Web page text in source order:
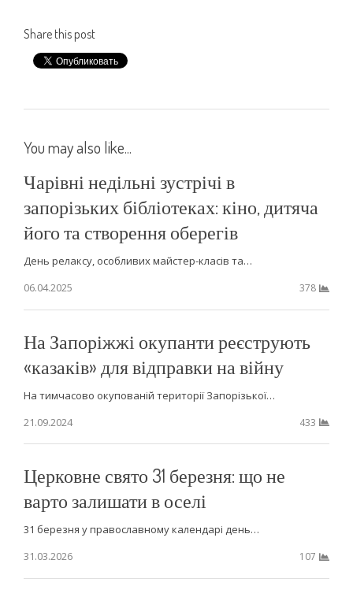
Share this post
You may also like...
Чарівні недільні зустрічі в
запорізьких бібліотеках: кіно, дитяча
його та створення оберегів
День релаксу, особливих майстер-класів та…
06.04.2025
378
На Запоріжжі окупанти реєструють
«казаків» для відправки на війну
На тимчасово окупованій території Запорізької…
21.09.2024
433
Церковне свято 31 березня: що не
варто залишати в оселі
31 березня у православному календарі день…
31.03.2026
107